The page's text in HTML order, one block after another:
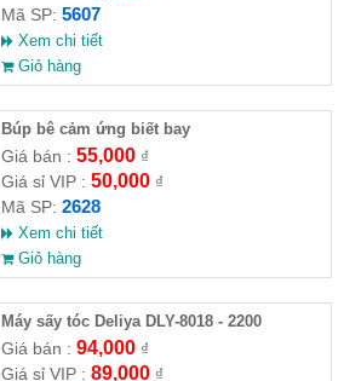
Mã SP: 5607
Xem chi tiết
Giỏ hàng
​Búp bê cảm ứng biết bay
Giá bán : 55,000₫
Giá sỉ VIP : 50,000₫
Mã SP: 2628
Xem chi tiết
Giỏ hàng
Máy sấy tóc Deliya DLY-8018 - 2200
Giá bán : 94,000₫
Giá sỉ VIP : 89,000₫